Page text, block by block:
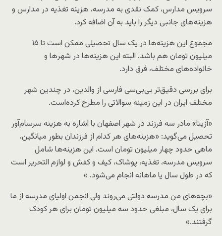
سرویس مدارس، کمک نقدی به مدرسه، هزینه تغذیه در مدارس و
هزینه‌های جانبی دیگر را باید به آن اضافه کرد.
مجموع این هزینه‌ها در یک سال تحصیلی ممکن است تا ۱۵
میلیون تومان هم باشد. البته این هزینه‌ها در شهر‌ها و
خانواده‌های مختلف، فرق دارد.
برای بررسی دقیق‌تر بی‌بی‌سی فارسی از والدین، در چندین شهر
مختلف ایران در این زمینه سوالاتی را مطرح کرده‌است.
«آزیتا» مادر سه فرزند در شهر اصفهان با اشاره به هزینه سرسام‌آور
تحصیل می‌گوید: «هزینه‌های هر کدام از فرزندان بطور میانگین،
ماهی حدود چهار میلیون تومان است. این هزینه‌ها شامل
سرویس مدرسه، تغذیه، پوشاک، کیف و کفش و لوازم التحریر است
که در طول سال یا ماهانه انجام می‌شود. »
«بچه‌های من مدرسه دولتی ‌می‌روند ولی انجمن اولیای مدرسه از ما
برای یک سال، مبلغی حدود سه میلیون تومان برای هر کودک
گرفتند.»